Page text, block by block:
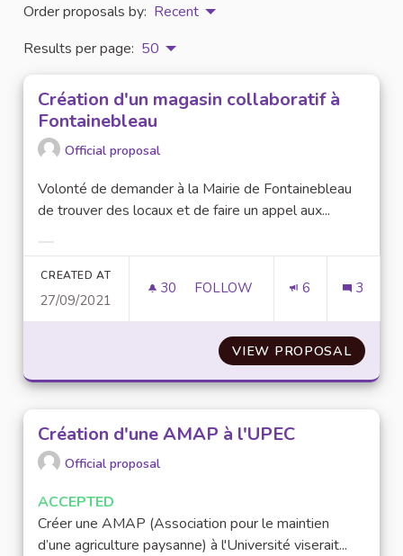
Order proposals by: Recent
Results per page: 50
Création d'un magasin collaboratif à
Fontainebleau
Official proposal
Volonté de demander à la Mairie de Fontainebleau
de trouver des locaux et de faire un appel aux...
CREATED AT
27/09/2021
30 30 FOLLOWERS
FOLLOW 6 3
VIEW PROPOSAL
Création d'une AMAP à l'UPEC
Official proposal
ACCEPTED
Créer une AMAP (Association pour le maintien
d’une agriculture paysanne) à l'Université viserait...